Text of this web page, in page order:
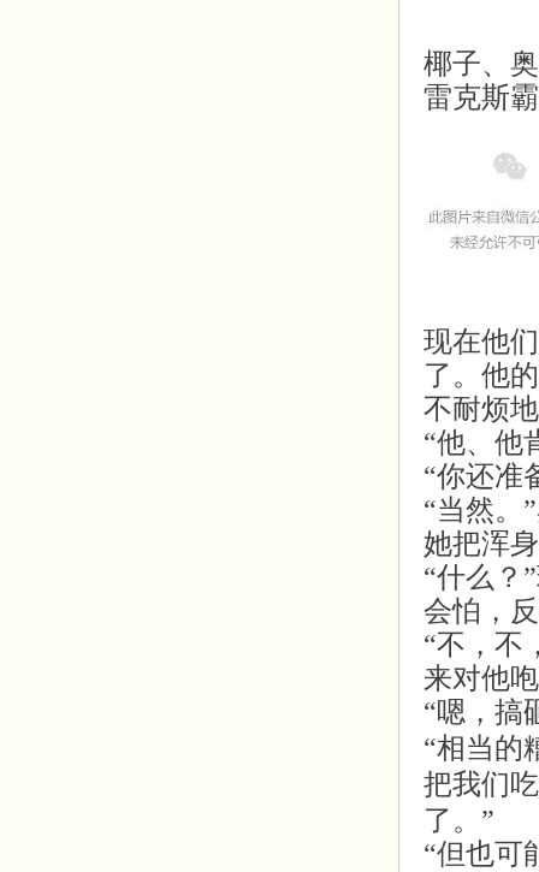
椰子、
雷克斯
现在他
了。他
不耐烦
“他、他
“你还准
“当然。
她把浑
“什么？
会怕，
“不，不
来对他
“嗯，搞
“相当的
把我们
了。”
“但也可